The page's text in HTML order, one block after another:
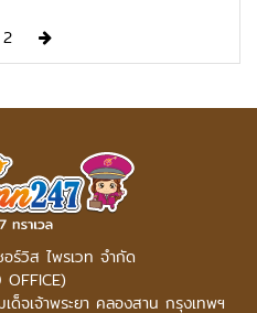
2 Next
ร์วิส ไพรเวท จำกัด
OFFICE)
จเจ้าพระยา คลองสาน กรุงเทพฯ